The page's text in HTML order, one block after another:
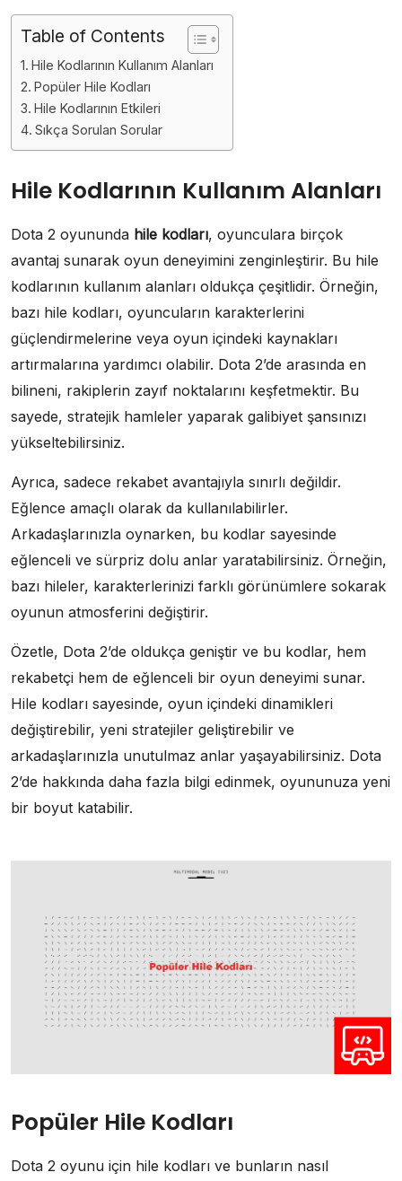
Table of Contents
Hile Kodlarının Kullanım Alanları
Popüler Hile Kodları
Hile Kodlarının Etkileri
Sıkça Sorulan Sorular
Hile Kodlarının Kullanım Alanları
Dota 2 oyununda hile kodları, oyunculara birçok
avantaj sunarak oyun deneyimini zenginleştirir. Bu hile
kodlarının kullanım alanları oldukça çeşitlidir. Örneğin,
bazı hile kodları, oyuncuların karakterlerini
güçlendirmelerine veya oyun içindeki kaynakları
artırmalarına yardımcı olabilir. Dota 2’de arasında en
bilineni, rakiplerin zayıf noktalarını keşfetmektir. Bu
sayede, stratejik hamleler yaparak galibiyet şansınızı
yükseltebilirsiniz.
Ayrıca, sadece rekabet avantajıyla sınırlı değildir.
Eğlence amaçlı olarak da kullanılabilirler.
Arkadaşlarınızla oynarken, bu kodlar sayesinde
eğlenceli ve sürpriz dolu anlar yaratabilirsiniz. Örneğin,
bazı hileler, karakterlerinizi farklı görünümlere sokarak
oyunun atmosferini değiştirir.
Özetle, Dota 2’de oldukça geniştir ve bu kodlar, hem
rekabetçi hem de eğlenceli bir oyun deneyimi sunar.
Hile kodları sayesinde, oyun içindeki dinamikleri
değiştirebilir, yeni stratejiler geliştirebilir ve
arkadaşlarınızla unutulmaz anlar yaşayabilirsiniz. Dota
2’de hakkında daha fazla bilgi edinmek, oyununuza yeni
bir boyut katabilir.
Popüler Hile Kodları
Dota 2 oyunu için hile kodları ve bunların nasıl